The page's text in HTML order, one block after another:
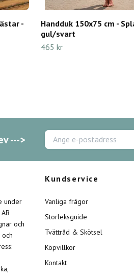
-
Handduk 150x75 cm -
gul/svart
465 kr
--->
under
och
Kundservice
Vanliga frågor
Storleksguide
Tvättråd & Skötsel
Köpvillkor
Kontakt